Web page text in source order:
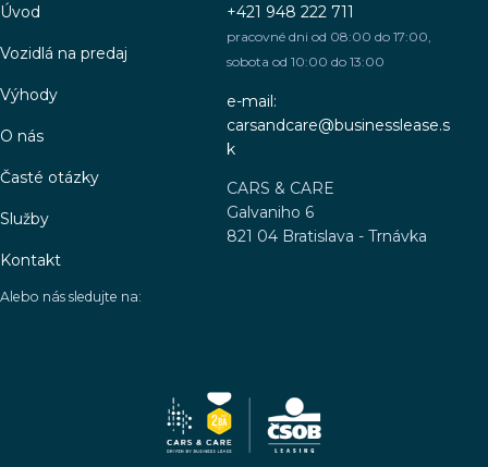
Úvod
Vozidlá na predaj
Výhody
O nás
Časté otázky
Služby
Kontakt
+421 948 222 711
pracovné dni od 08:00 do 17:00,
sobota od 10:00 do 13:00
e-mail:
carsandcare@businesslease.s
k
CARS & CARE
Galvaniho 6
821 04 Bratislava - Trnávka
Alebo nás sledujte na: